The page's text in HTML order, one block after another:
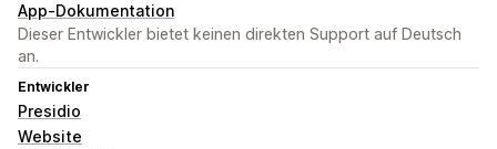
App-Dokumentation
Dieser Entwickler bietet keinen direkten Support auf Deutsch
an.
Entwickler
Presidio
Website